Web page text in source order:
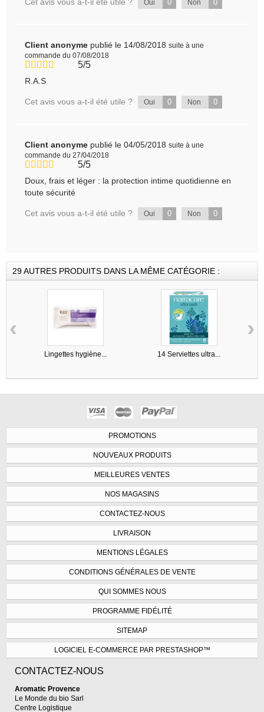
Oui 0 Non 0
Client anonyme publié le 14/08/2018 suite à une
commande du 07/08/2018
5/5
R.A.S
Cet avis vous a-t-il été utile ? Oui 0 Non 0
Client anonyme publié le 04/05/2018 suite à une
commande du 27/04/2018
5/5
Doux, frais et léger : la protection intime quotidienne en
toute sécurité
Cet avis vous a-t-il été utile ? Oui 0 Non 0
29 AUTRES PRODUITS DANS LA MÊME CATÉGORIE :
Lingettes hygiène... 14 Serviettes ultra...
‹ ›
PROMOTIONS
NOUVEAUX PRODUITS
MEILLEURES VENTES
NOS MAGASINS
CONTACTEZ-NOUS
LIVRAISON
MENTIONS LÉGALES
CONDITIONS GÉNÉRALES DE VENTE
QUI SOMMES NOUS
PROGRAMME FIDÉLITÉ
SITEMAP
LOGICIEL E-COMMERCE PAR PRESTASHOP™
CONTACTEZ-NOUS
Aromatic Provence
Le Monde du bio Sarl
Centre Logistique